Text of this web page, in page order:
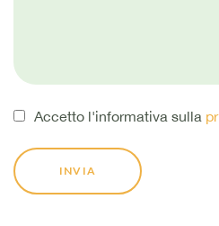
Accetto l'informativa sulla
INVIA